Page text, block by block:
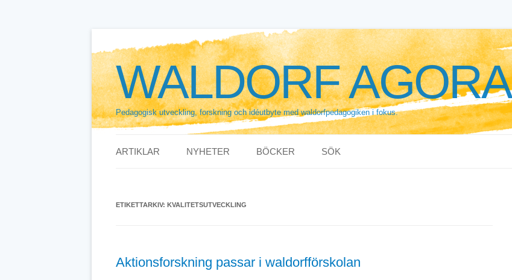
innehåll
WALDORF AGORA
Pedagogisk utveckling, forskning och idéutbyte med waldorfpedagogiken i fokus.
ARTIKLAR NYHETER BÖCKER SÖK
ETIKETTARKIV: KVALITETSUTVECKLING
Aktionsforskning passar i waldorfförskolan